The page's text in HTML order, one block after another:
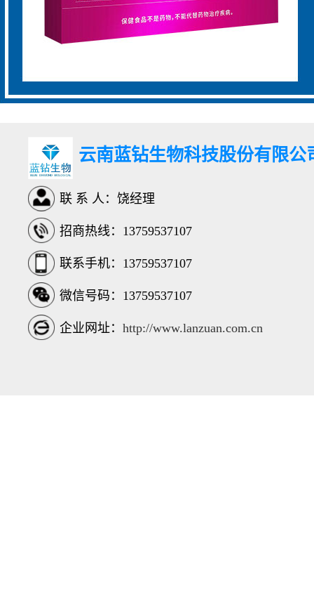
云南蓝钻生物科技股份有限公
联 系 人：饶经理
招商热线：13759537107
联系手机：13759537107
微信号码：13759537107
企业网址： http://www.lanzuan.com.cn